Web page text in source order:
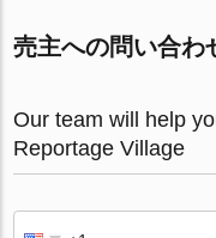
売主への問い合わ
Our team will help
Reportage Village